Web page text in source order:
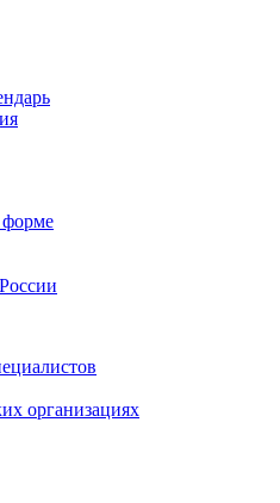
организациях